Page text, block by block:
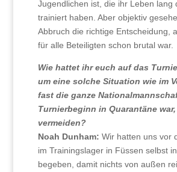
Jugendlichen ist, die ihr Leben lang
trainiert haben. Aber objektiv
Abbruch die richtige Entscheidung,
für alle Beteiligten schon brutal war.
Wie hattet ihr euch auf das
um eine solche Situation wie im
fast die ganze
Turnierbeginn in Quarantäne
vermeiden?
Noah Dunham: Wir hatten uns vor
im Trainingslager in Füssen selbst
begeben, damit nichts von außen